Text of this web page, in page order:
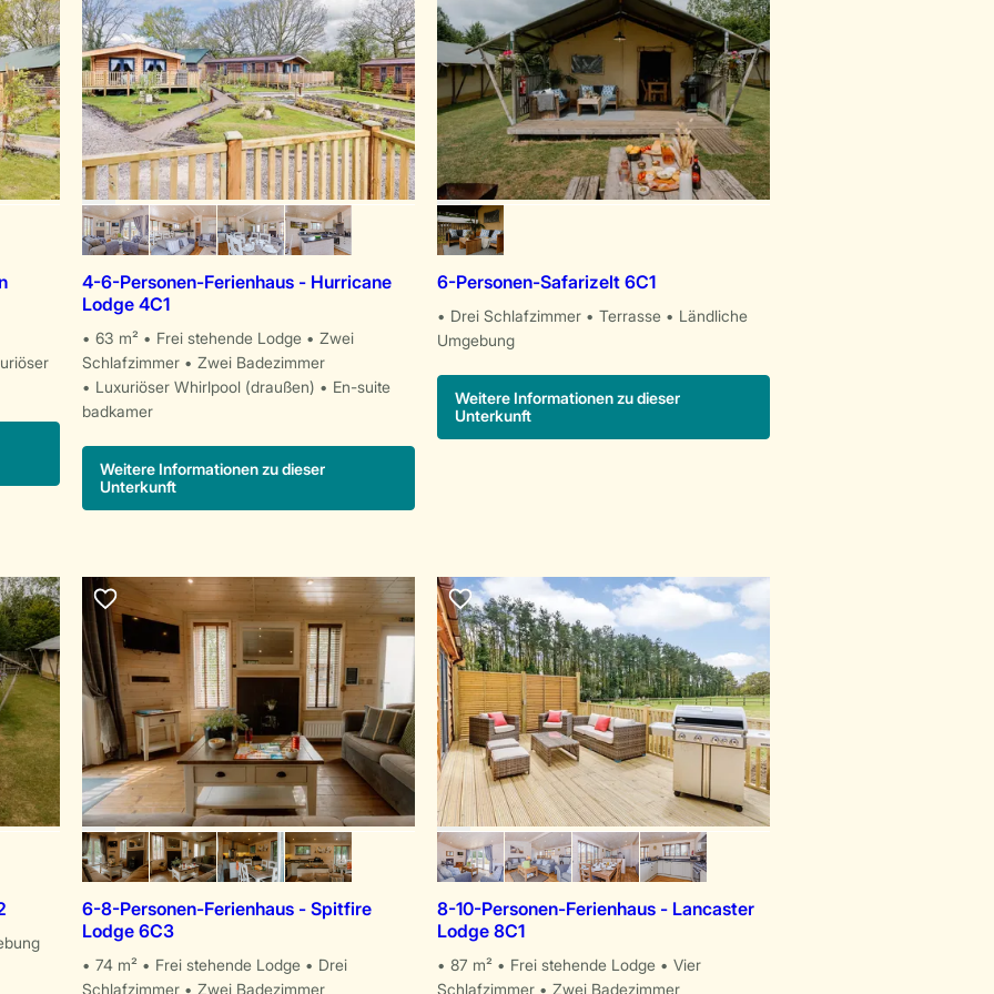
4-6-Personen-Ferienhaus - Hurricane
Lodge 4C1
63 m² Frei stehende Lodge
Zwei
Schlafzimmer
Zwei Badezimmer
Luxuriöser Whirlpool (draußen)
En-suite
badkamer
Weitere Informationen zu dieser
Unterkunft
6-Personen-Safarizelt 6C1
Drei Schlafzimmer Terrasse
Ländliche
Umgebung
Weitere Informationen zu dieser
Unterkunft
6-8-Personen-Ferienhaus - Spitfire
Lodge 6C3
74 m² Frei stehende Lodge
Drei
Schlafzimmer
Zwei Badezimmer
8-10-Personen-Ferienhaus - Lancaster
Lodge 8C1
87 m² Frei stehende Lodge
Vier
Schlafzimmer
Zwei Badezimmer